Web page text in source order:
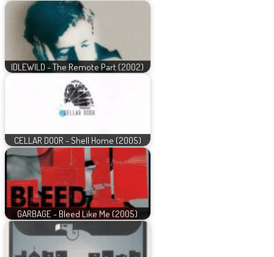
IDLEWILD - The Remote Part (2002)
CELLAR DOOR - Shell Home (2005)
GARBAGE - Bleed Like Me (2005)